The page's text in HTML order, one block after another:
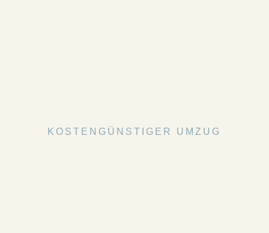
KOSTENGÜNSTIGER UMZUG